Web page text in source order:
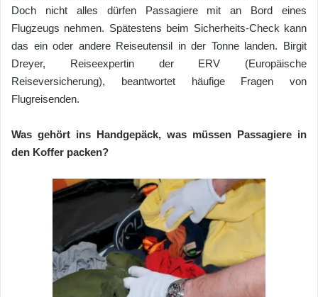
Doch nicht alles dürfen Passagiere mit an Bord eines
Flugzeugs nehmen. Spätestens beim Sicherheits-Check kann
das ein oder andere Reiseutensil in der Tonne landen. Birgit
Dreyer, Reiseexpertin der ERV (Europäische
Reiseversicherung), beantwortet häufige Fragen von
Flugreisenden.
Was gehört ins Handgepäck, was müssen Passagiere in
den Koffer packen?